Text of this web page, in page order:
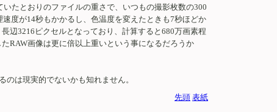
たとおりのファイルの重さで、いつもの撮影枚数の300
度が14秒もかかるし、色温度を変えたときも7秒ほどか
辺3216ピクセルとなっており、計算すると680万画素程
RAW画像は更に倍以上重いという事になるだろうか
は現実的でないかも知れません。
先頭 表紙